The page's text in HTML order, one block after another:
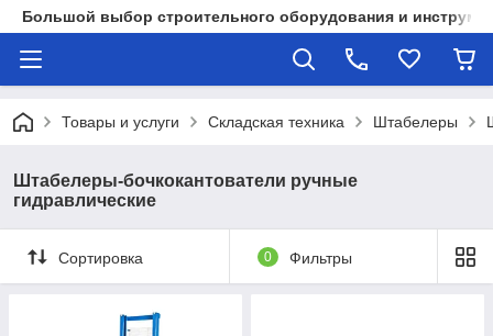
Большой выбор строительного оборудования и
Товары и услуги Складская техника Штабелеры
Штабелеры-бочкокантователи ручные
гидравлические
Сортировка 0 Фильтры